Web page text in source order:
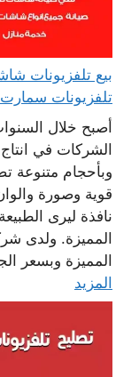
تلفزيونات
أصبح خلال
الشركات في
قوية وصورة
نافذة ليرى
المميزة. ولدى
المميزة وبسعر
المزيد